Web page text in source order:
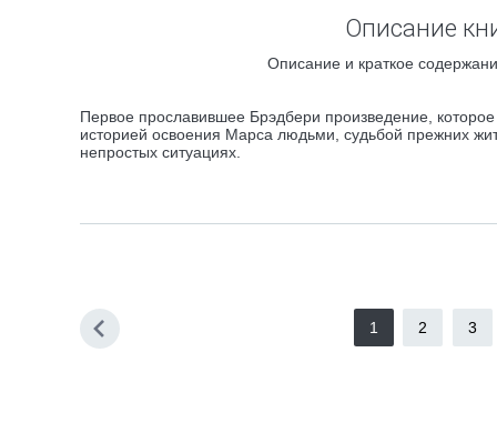
Описание
Описание и краткое
Первое прославившее Брэдбери произведение,
историей освоения Марса людьми, судьбой прежних
непростых ситуациях.
1 2 3